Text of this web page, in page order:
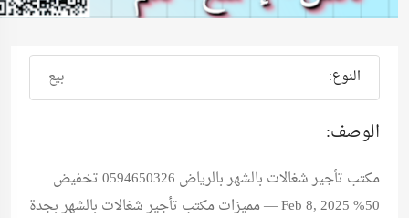
النوع: بيع
الوصف:
مكتب تأجير شغالات بالشهر بالرياض 0594650326 تخفيض
50% Feb 8, 2025 — مميزات مكتب تأجير شغالات بالشهر بجدة